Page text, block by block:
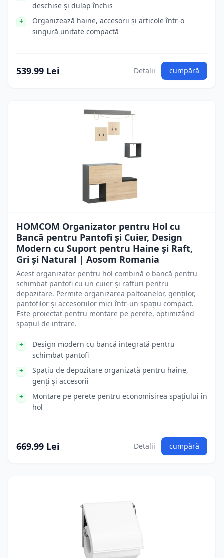
deschise și dulap închis
Organizează haine, accesorii și articole într-o
singură unitate compactă
539.99 Lei Detalii cumpără
HOMCOM Organizator pentru Hol cu
Bancă pentru Pantofi și Cuier, Design
Modern cu Suport pentru Haine și Raft,
Gri și Natural | Aosom Romania
Acest organizator pentru hol combină o bancă pentru
schimbat pantofi cu un cuier și rafturi pentru
depozitare. Permite organizarea paltoanelor, genților,
pantofilor și accesoriilor mici într-un spațiu compact.
Este proiectat pentru montare pe perete, optimizând
spațiul de intrare.
Design modern cu bancă integrată pentru
schimbat pantofi
Spațiu de depozitare organizată pentru haine,
genți și accesorii
Montare pe perete pentru economisirea spațiului în
hol
669.99 Lei Detalii cumpără